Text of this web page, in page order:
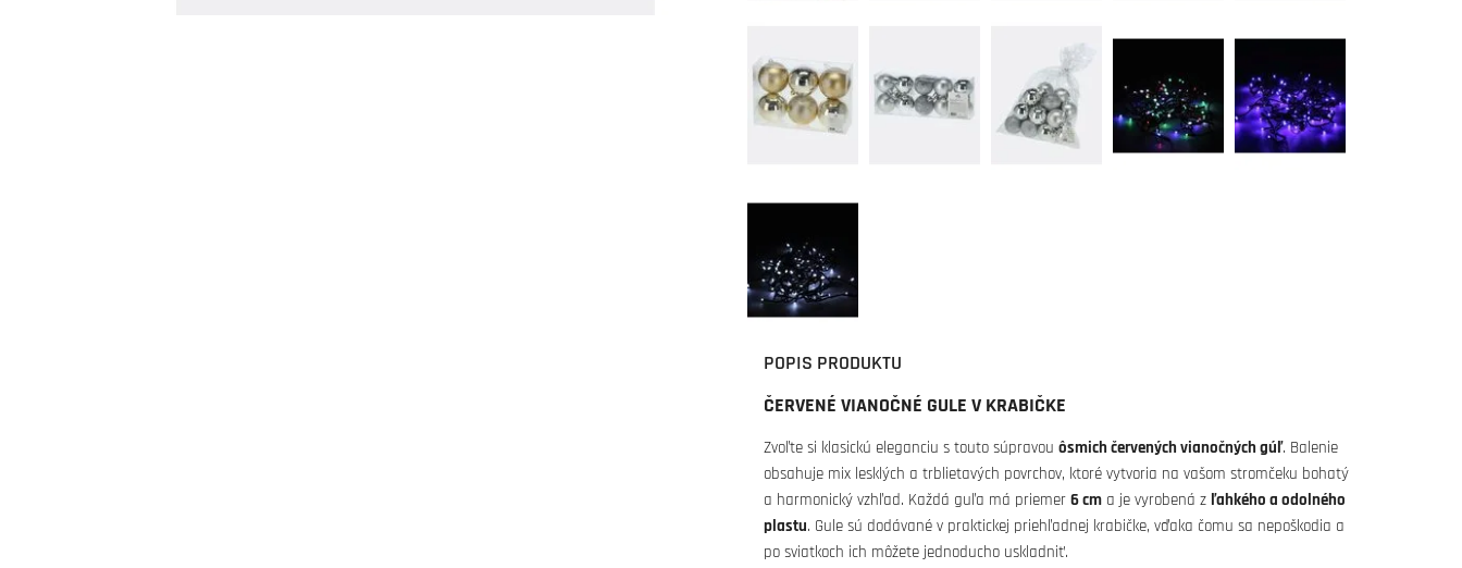
POPIS PRODUKTU
ČERVENÉ VIANOČNÉ GULE V KRABIČKE
Zvoľte si klasickú eleganciu s touto súpravou ôsmich červených vianočných gúľ. Balenie
obsahuje mix lesklých a trblietavých povrchov, ktoré vytvoria na vašom stromčeku bohatý
a harmonický vzhľad. Každá guľa má priemer 6 cm a je vyrobená z ľahkého a odolného
plastu. Gule sú dodávané v praktickej priehľadnej krabičke, vďaka čomu sa nepoškodia a
po sviatkoch ich môžete jednoducho uskladniť.